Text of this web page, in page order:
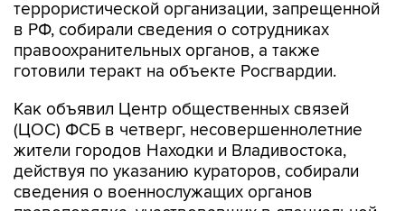
террористической организации, запрещенной
в РФ, собирали сведения о сотрудниках
правоохранительных органов, а также
готовили теракт на объекте Росгвардии.
Как объявил Центр общественных связей
(ЦОС) ФСБ в четверг, несовершеннолетние
жители городов Находки и Владивостока,
действуя по указанию кураторов, собирали
сведения о военнослужащих органов